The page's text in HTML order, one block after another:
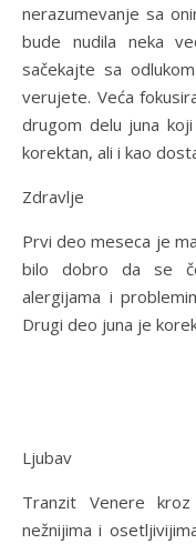
nerazumevanje sa
bude nudila neka
sačekajte sa
verujete. Veća
drugom delu juna
korektan, ali i kao
Zdravlje
Prvi deo meseca je
bilo dobro da se
alergijama i
Drugi deo juna je
Ljubav
Tranzit Venere
nežnijima i